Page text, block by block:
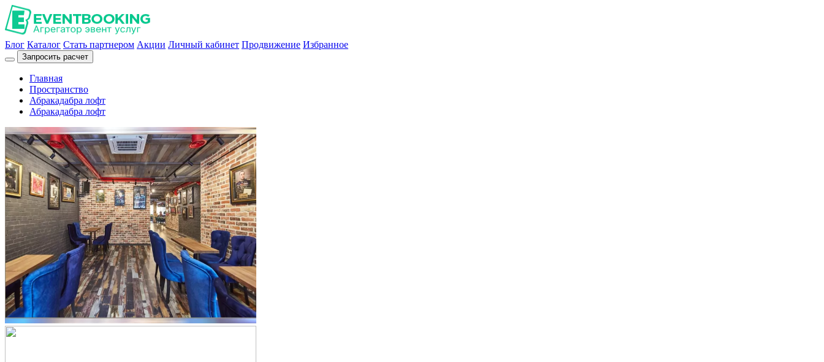
Блог Каталог Стать партнером Акции Личный кабинет Продвижение Избранное
Запросить расчет
Главная
Пространство
Абракадабра лофт
Абракадабра лофт